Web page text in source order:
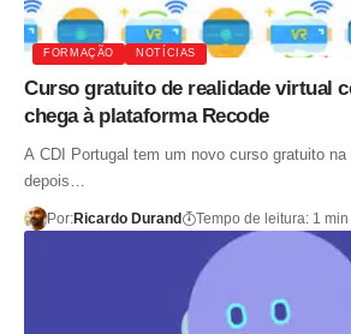
FORMAÇÃO NOTÍCIAS
Curso gratuito de realidade virtual
chega à plataforma Recode
A CDI Portugal tem um novo curso gratuito na
depois…
Por:Ricardo Durand Tempo de leitura: 1 min